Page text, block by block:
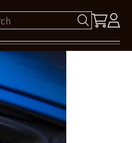
ゲスト 様
保有ポイント： pt